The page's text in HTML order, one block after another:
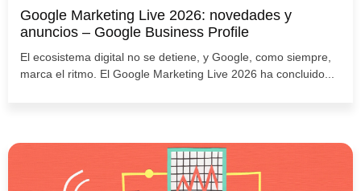
Google Marketing Live 2026: novedades y
anuncios – Google Business Profile
El ecosistema digital no se detiene, y Google, como siempre,
marca el ritmo. El Google Marketing Live 2026 ha concluido...